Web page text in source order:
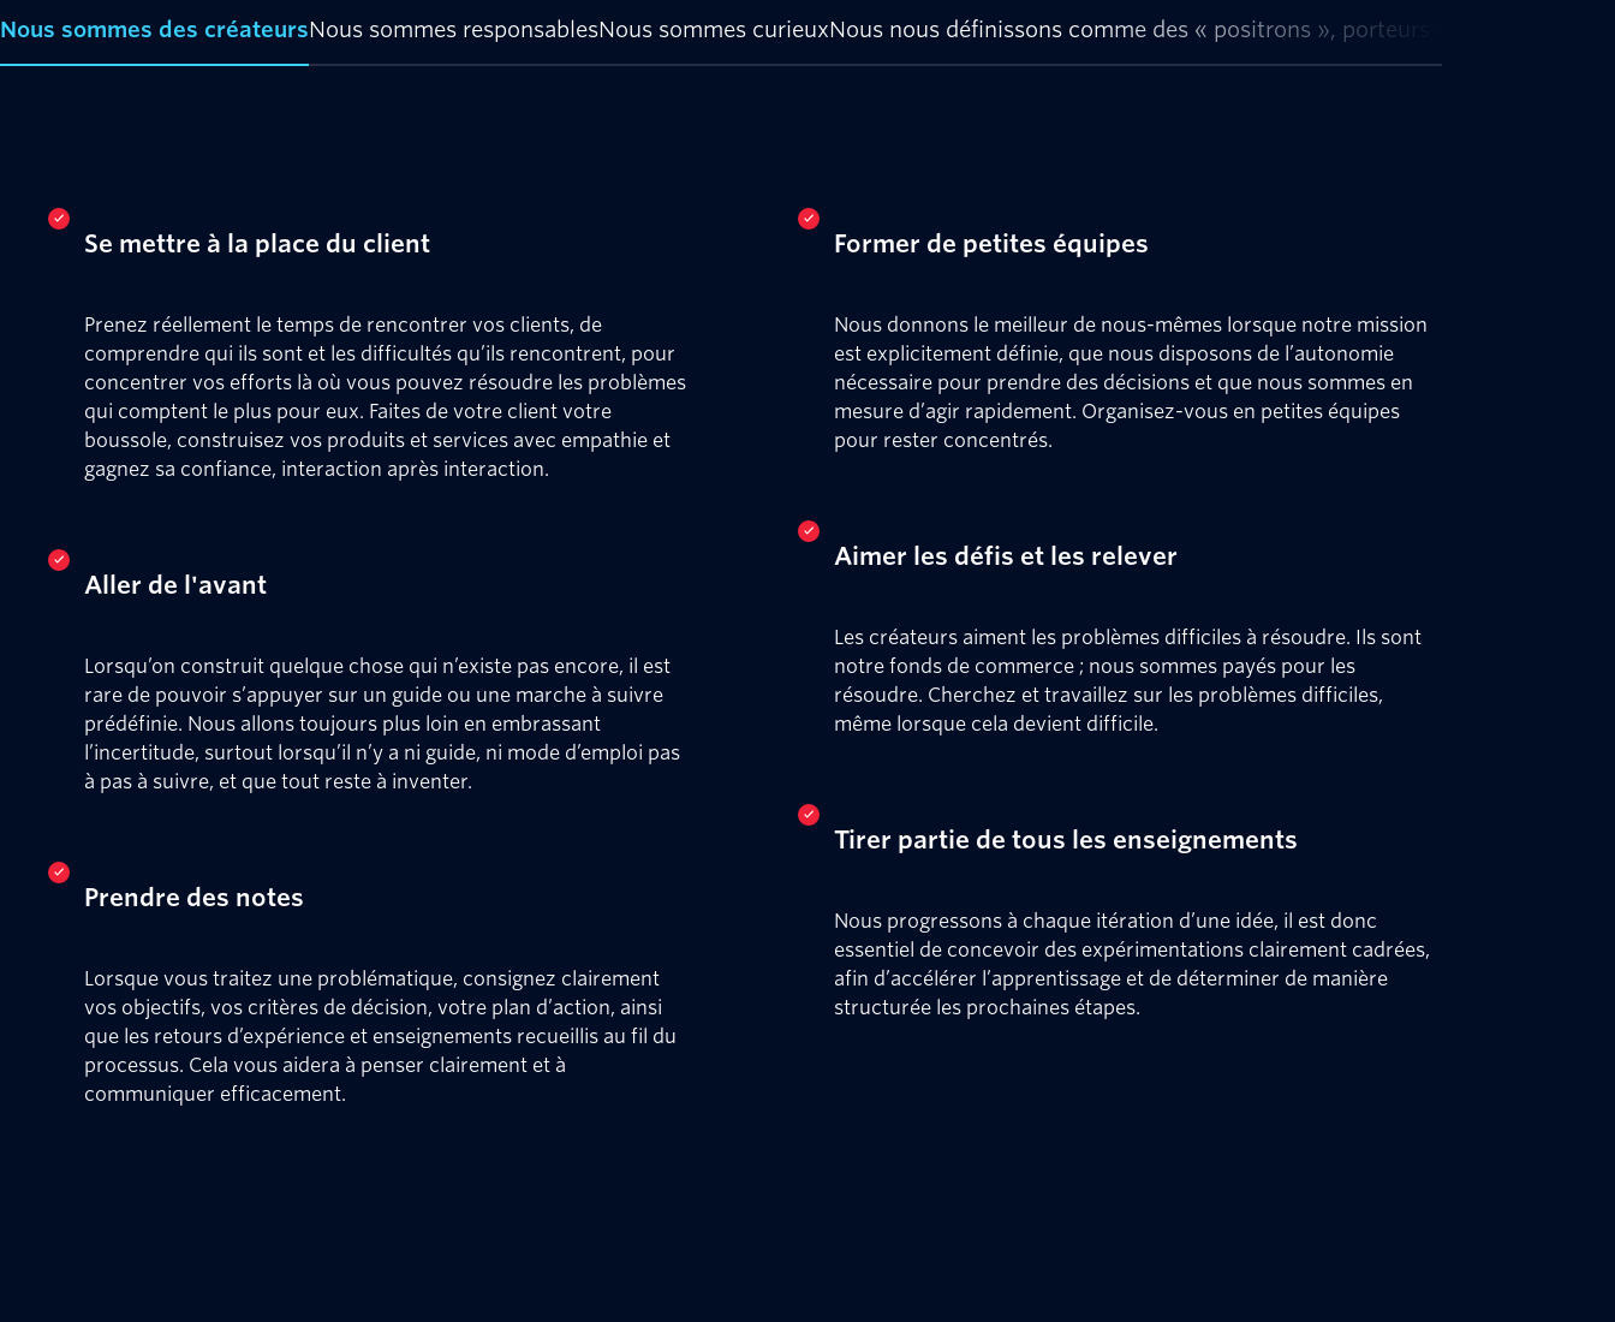
Nous sommes des créateursNous sommes responsablesNous sommes curieuxNous nous définissons comme des « positrons », porteurs d’une énergie
Se mettre à la place du client
Prenez réellement le temps de rencontrer vos clients, de
comprendre qui ils sont et les difficultés qu’ils rencontrent, pour
concentrer vos efforts là où vous pouvez résoudre les problèmes
qui comptent le plus pour eux. Faites de votre client votre
boussole, construisez vos produits et services avec empathie et
gagnez sa confiance, interaction après interaction.
Aller de l'avant
Lorsqu’on construit quelque chose qui n’existe pas encore, il est
rare de pouvoir s’appuyer sur un guide ou une marche à suivre
prédéfinie. Nous allons toujours plus loin en embrassant
l’incertitude, surtout lorsqu’il n’y a ni guide, ni mode d’emploi pas
à pas à suivre, et que tout reste à inventer.
Prendre des notes
Lorsque vous traitez une problématique, consignez clairement
vos objectifs, vos critères de décision, votre plan d’action, ainsi
que les retours d’expérience et enseignements recueillis au fil du
processus. Cela vous aidera à penser clairement et à
communiquer efficacement.
Former de petites équipes
Nous donnons le meilleur de nous-mêmes lorsque notre mission
est explicitement définie, que nous disposons de l’autonomie
nécessaire pour prendre des décisions et que nous sommes en
mesure d’agir rapidement. Organisez-vous en petites équipes
pour rester concentrés.
Aimer les défis et les relever
Les créateurs aiment les problèmes difficiles à résoudre. Ils sont
notre fonds de commerce ; nous sommes payés pour les
résoudre. Cherchez et travaillez sur les problèmes difficiles,
même lorsque cela devient difficile.
Tirer partie de tous les enseignements
Nous progressons à chaque itération d’une idée, il est donc
essentiel de concevoir des expérimentations clairement cadrées,
afin d’accélérer l’apprentissage et de déterminer de manière
structurée les prochaines étapes.